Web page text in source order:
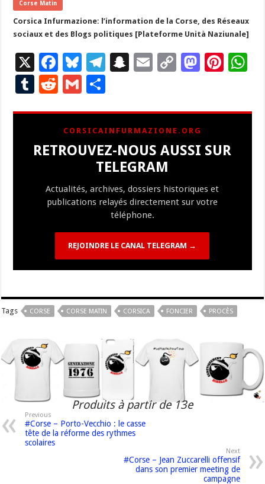
Corse Matin
Corsica Infurmazione: l’information de la Corse, des Réseaux
sociaux et des Blogs politiques [Plateforme Unità Naziunale]
X
F
ac
e
b
o
o
Bl
u
es
ky
T
gr
a
m
S
p
c
h
at
E
l
C
y
Li
n
M
d
n
Pi
es
T
bl
r
R
di
t
G
l
g
er
CORSICAINFURMAZIONE.ORG
RETROUVEZ-NOUS AUSSI SUR
TELEGRAM
Actualités, archives, dossiers historiques et
publications relayés directement sur votre
téléphone.
REJOINDRE LE CANAL TELEGRAM →
Tags CORSE CORSE MATIN CORSICA FONCIER PROCÈS
Produits à partir de 13e
Previous
#Corse – Porto-Vecchio : le casse
tête de la réforme des rythmes
scolaires
Next
#Corse – Jean Zuccarelli offensif
dans son premier meeting de
campagne